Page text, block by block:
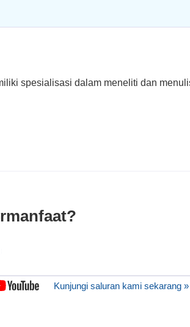
spesialisasi dalam meneliti dan
Kunjungi saluran kami sekarang »